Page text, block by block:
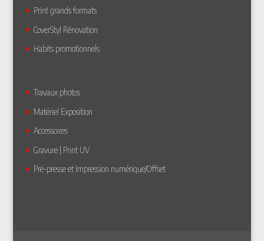
Print grands formats
CoverStyl Rénovation
Habits promotionnels
Travaux photos
Matériel Exposition
Accessoires
Gravure | Print UV
Pré-presse et Impression numérique/Offset